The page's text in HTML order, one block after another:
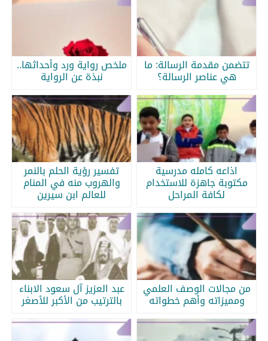
تتضمن مقدمة الرسالة: ما
هي عناصر الرسالة؟
ملخص رواية ورد وأحداثها..
نبذة عن الرواية
اذاعه كامله مدرسية
مكتوبة جاهزة للاستخدام
لكافة المراحل
تفسير رؤية الحلم بالنمر
والهروب منه في المنام
للعالم ابن سيرين
من مجالات الوصف العلمي
ومميزاته وأهم خطواته
عبد العزيز آل سعود الابناء
بالترتيب من الأكبر للأصغر